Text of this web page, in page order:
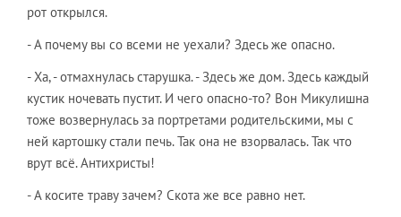
рот открылся.
- А почему вы со всеми не уехали? Здесь же опасно.
- Ха, - отмахнулась старушка. - Здесь же дом. Здесь каждый
кустик ночевать пустит. И чего опасно-то? Вон Микулишна
тоже возвернулась за портретами родительскими, мы с
ней картошку стали печь. Так она не взорвалась. Так что
врут всё. Антихристы!
- А косите траву зачем? Скота же все равно нет.